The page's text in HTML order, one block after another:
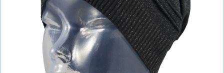
СУМКИ
ШОЛОМИ, ЗАХИСТ, ОКУЛЯРИ
БІГ, ФІТНЕС, М'ЯЧІ
ВЕЛОСИПЕДИ